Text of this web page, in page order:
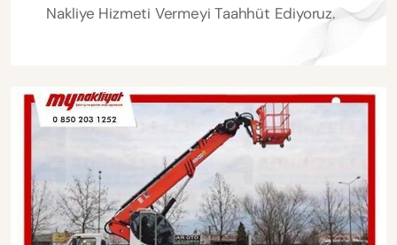
Nakliye Hizmeti Vermeyi Taahhüt Ediyoruz.